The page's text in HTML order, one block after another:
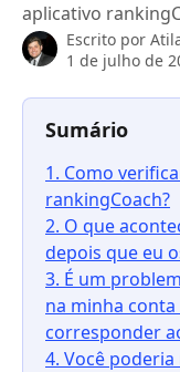
aplicativo
Escrito por
1 de julho de
Sumário
1. Como
rankingCoach?
2. O que
depois que eu
3. É um
na minha
corresponder
4. Você